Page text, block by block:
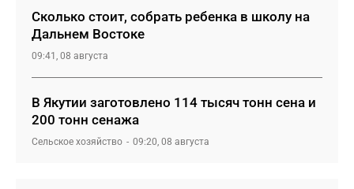
Сколько стоит, собрать ребенка в школу на
Дальнем Востоке
09:41, 08 августа
В Якутии заготовлено 114 тысяч тонн сена и
200 тонн сенажа
Сельское хозяйство 09:20, 08 августа